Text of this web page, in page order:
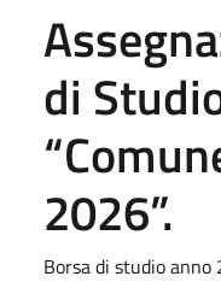
di
2026”.
Borsa di studio anno